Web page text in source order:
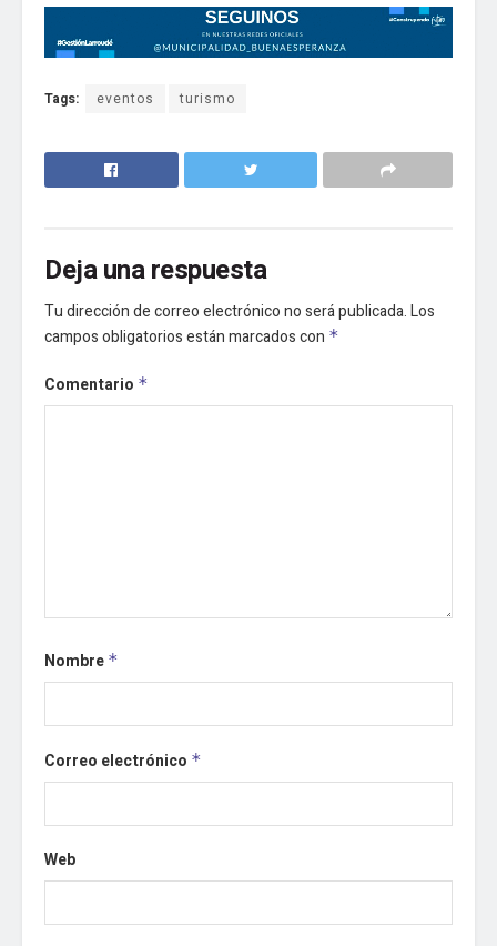
Tags: eventos turismo
Deja una respuesta
Tu dirección de correo electrónico no será publicada.Los
campos obligatorios están marcados con *
Comentario *
Nombre *
Correo electrónico *
Web